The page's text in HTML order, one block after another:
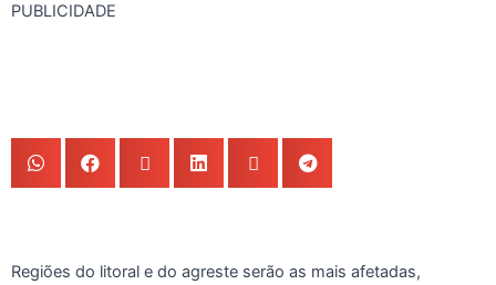
PUBLICIDADE
Regiões do litoral e do agreste serão as mais afetadas,